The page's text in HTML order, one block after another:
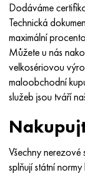
Dodáváme
Technická
maximální
Můžete u nás
velkosériovou
maloobchodní
služeb jsou tváří
Všechny
splňují státní